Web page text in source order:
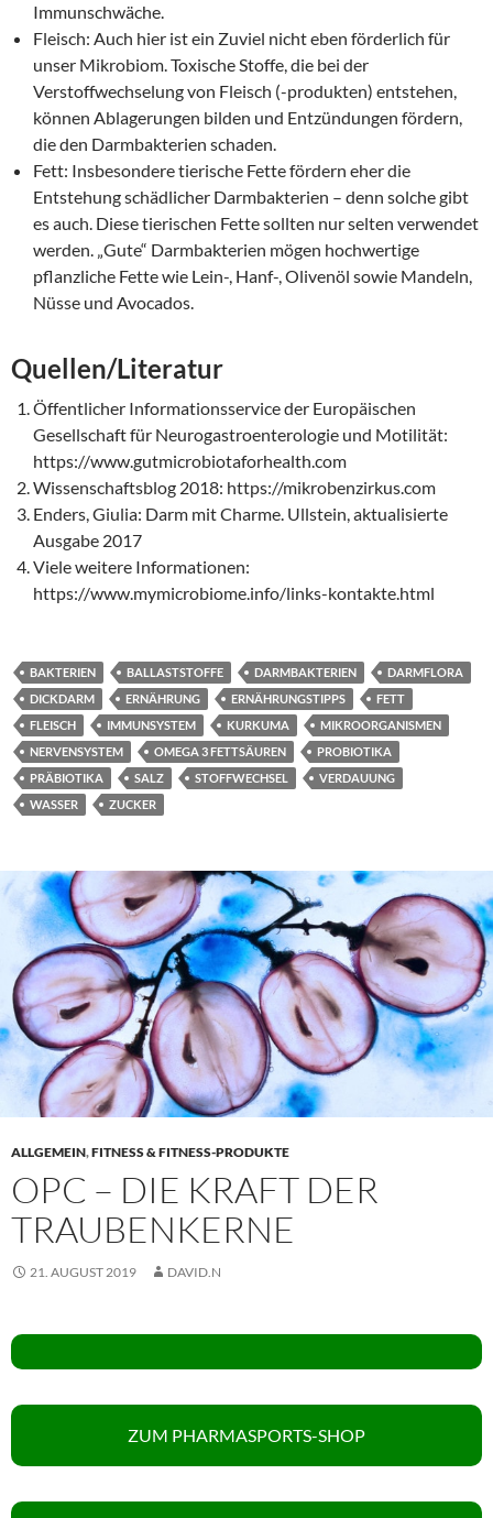
Immunschwäche.
Fleisch: Auch hier ist ein Zuviel nicht eben förderlich für
unser Mikrobiom. Toxische Stoffe, die bei der
Verstoffwechselung von Fleisch (-produkten) entstehen,
können Ablagerungen bilden und Entzündungen fördern,
die den Darmbakterien schaden.
Fett: Insbesondere tierische Fette fördern eher die
Entstehung schädlicher Darmbakterien – denn solche gibt
es auch. Diese tierischen Fette sollten nur selten verwendet
werden. „Gute“ Darmbakterien mögen hochwertige
pflanzliche Fette wie Lein-, Hanf-, Olivenöl sowie Mandeln,
Nüsse und Avocados.
Quellen/Literatur
Öffentlicher Informationsservice der Europäischen
Gesellschaft für Neurogastroenterologie und Motilität:
https://www.gutmicrobiotaforhealth.com
Wissenschaftsblog 2018: https://mikrobenzirkus.com
Enders, Giulia: Darm mit Charme. Ullstein, aktualisierte
Ausgabe 2017
Viele weitere Informationen:
https://www.mymicrobiome.info/links-kontakte.html
BAKTERIEN BALLASTSTOFFE DARMBAKTERIEN
DARMFLORA
DICKDARM
ERNÄHRUNG ERNÄHRUNGSTIPPS
FETT
FLEISCH
IMMUNSYSTEM KURKUMA
MIKROORGANISMEN
NERVENSYSTEM
OMEGA 3 FETTSÄUREN
PROBIOTIKA
PRÄBIOTIKA
SALZ STOFFWECHSEL
VERDAUUNG
WASSER
ZUCKER
ALLGEMEIN,FITNESS & FITNESS-PRODUKTE
OPC – DIE KRAFT DER
TRAUBENKERNE
21. AUGUST 2019 DAVID.N
ZUM PHARMASPORTS-SHOP